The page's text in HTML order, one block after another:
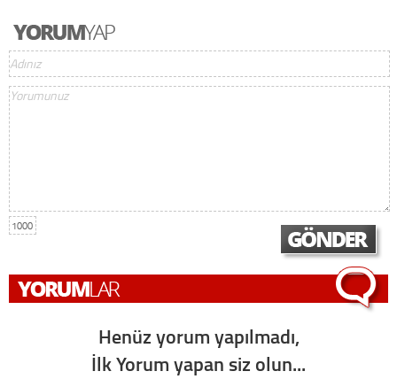
1000
Henüz yorum yapılmadı,
İlk Yorum yapan siz olun...